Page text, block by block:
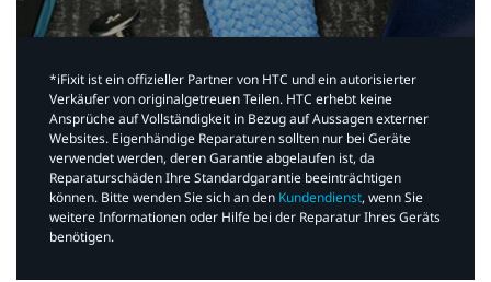
*iFixit ist ein offizieller Partner von HTC und ein autorisierter
Verkäufer von originalgetreuen Teilen. HTC erhebt keine
Ansprüche auf Vollständigkeit in Bezug auf Aussagen externer
Websites. Eigenhändige Reparaturen sollten nur bei Geräte
verwendet werden, deren Garantie abgelaufen ist, da
Reparaturschäden Ihre Standardgarantie beeinträchtigen
können. Bitte wenden Sie sich an den Kundendienst, wenn Sie
weitere Informationen oder Hilfe bei der Reparatur Ihres Geräts
benötigen.​